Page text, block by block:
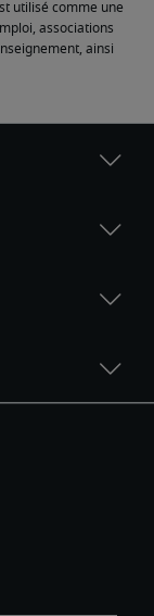
utilisé comme une
associations
ainsi